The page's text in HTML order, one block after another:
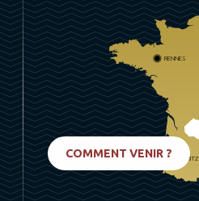
RENNES
BIARRITZ
COMMENT VENIR ?